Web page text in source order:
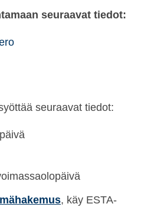
seuraavat tiedot:
seuraavat tiedot:
, käy ESTA-